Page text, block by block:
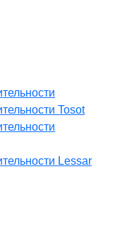
Tosot
Lessar